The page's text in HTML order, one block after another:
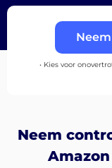
Inloggen
• Kies voor
Neem